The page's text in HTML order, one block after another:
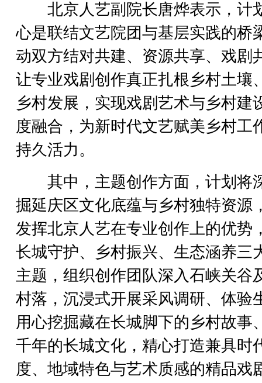
北京人艺副院长唐烨表示，计
心是联结文艺院团与基层实践的桥
动双方结对共建、资源共享、戏剧
让专业戏剧创作真正扎根乡村土壤
乡村发展，实现戏剧艺术与乡村建
度融合，为新时代文艺赋美乡村工
持久活力。
其中，主题创作方面，计划将
掘延庆区文化底蕴与乡村独特资源
发挥北京人艺在专业创作上的优势
长城守护、乡村振兴、生态涵养三
主题，组织创作团队深入石峡关谷
村落，沉浸式开展采风调研、体验
用心挖掘藏在长城脚下的乡村故事
千年的长城文化，精心打造兼具时
度、地域特色与艺术质感的精品戏